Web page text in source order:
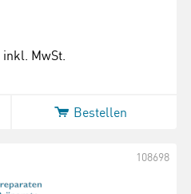
inkl. MwSt.
Bestellen
108698